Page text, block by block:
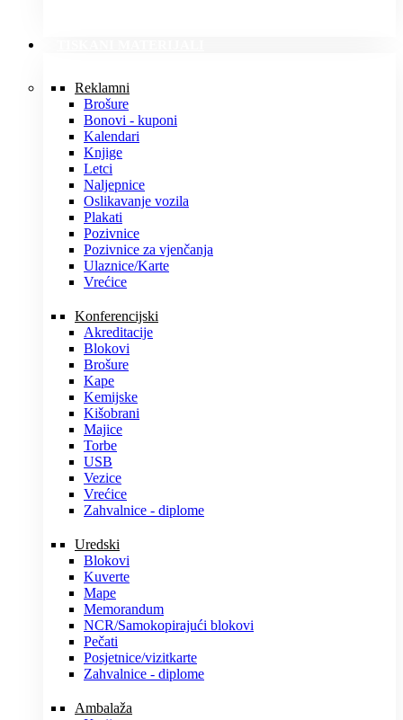
Reklamni
Brošure
Bonovi - kuponi
Kalendari
Knjige
Letci
Naljepnice
Oslikavanje vozila
Plakati
Pozivnice
Pozivnice za vjenčanja
Ulaznice/Karte
Vrećice
Konferencijski
Akreditacije
Blokovi
Brošure
Kape
Kemijske
Kišobrani
Majice
Torbe
USB
Vezice
Vrećice
Zahvalnice - diplome
Uredski
Blokovi
Kuverte
Mape
Memorandum
NCR/Samokopirajući blokovi
Pečati
Posjetnice/vizitkarte
Zahvalnice - diplome
Ambalaža